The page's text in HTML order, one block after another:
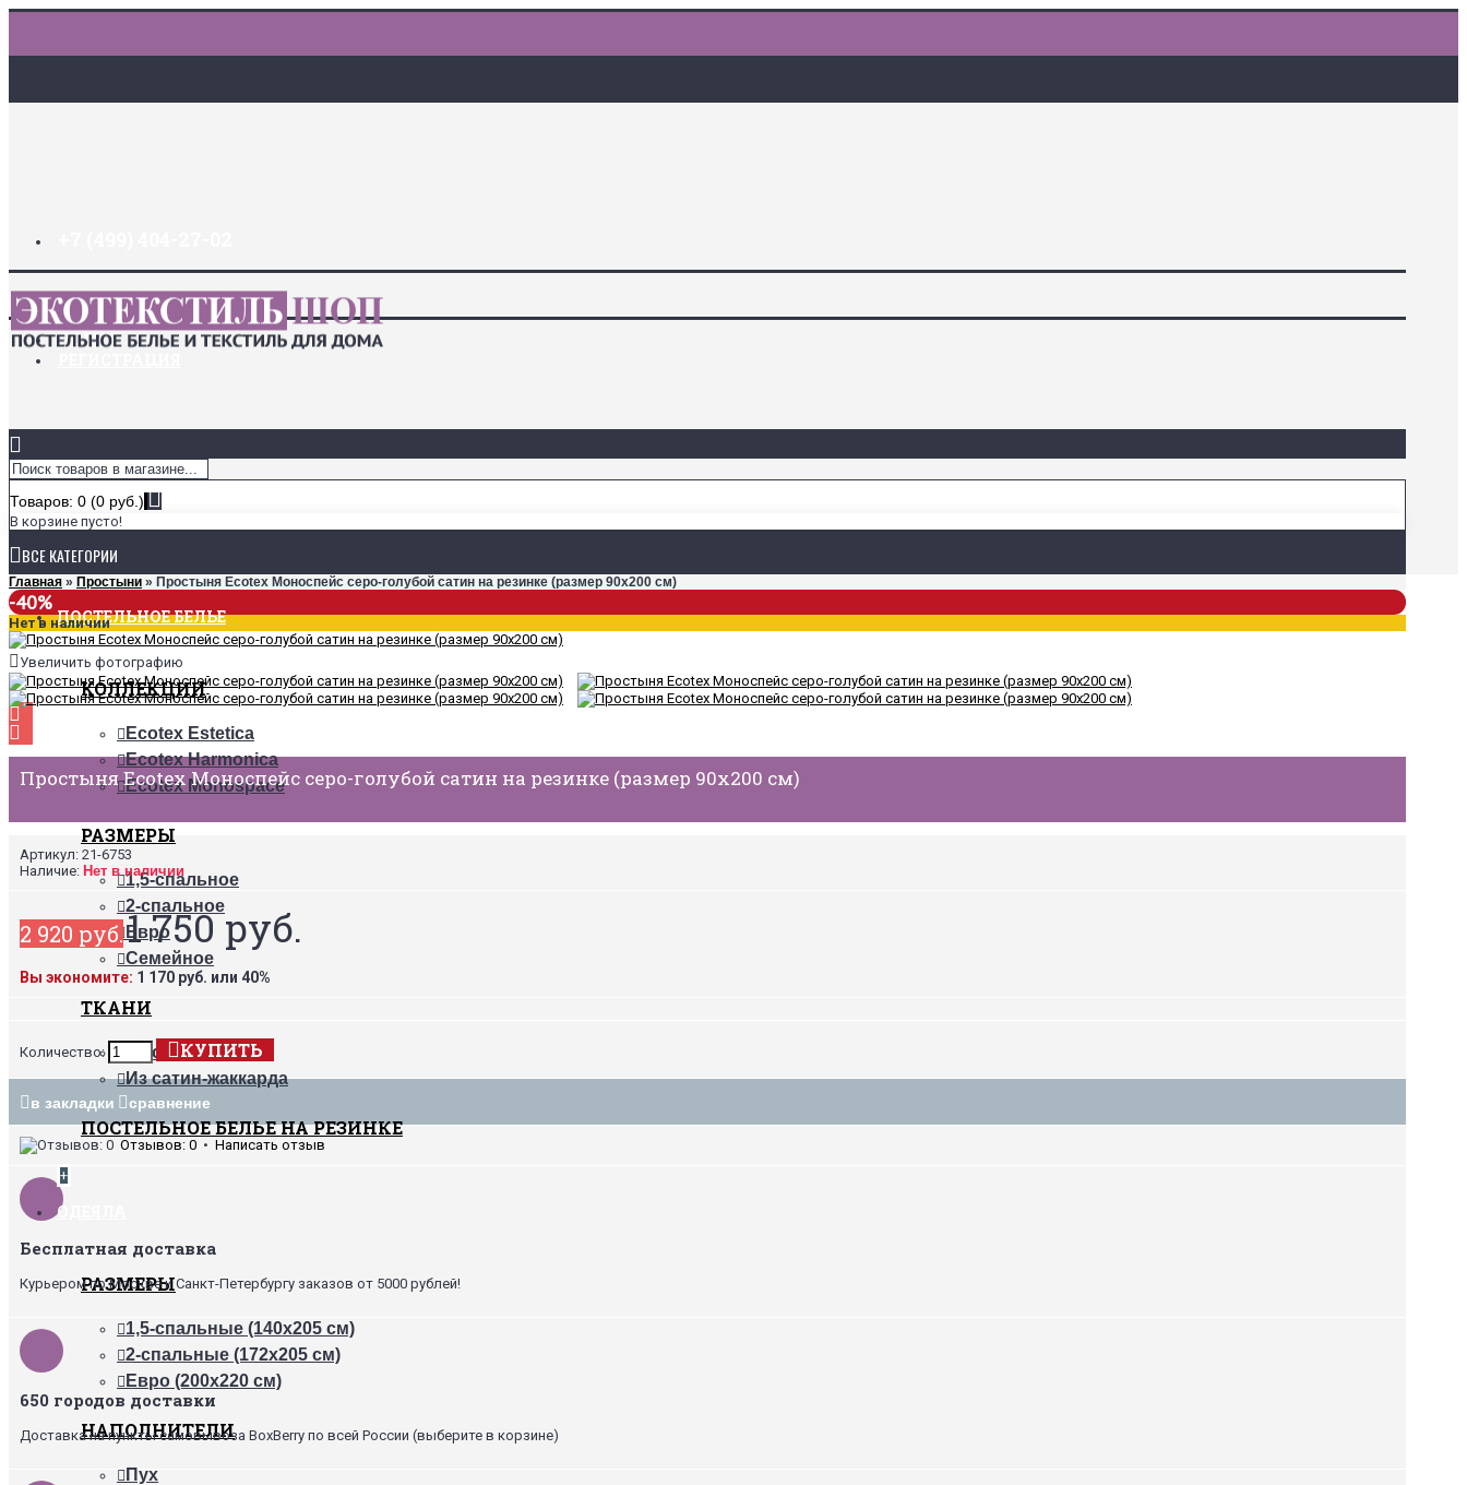
ДОСТАВКА И ОПЛАТА
ЗАКЛАДКИ (0)
ЛОГИН
Товаров: 0 (0 руб.)
В корзине пусто!
ВСЕ КАТЕГОРИИ
ПОСТЕЛЬНОЕ БЕЛЬЕ
КОЛЛЕКЦИИ
Ecotex Estetica
Ecotex Harmonica
Ecotex Monospace
РАЗМЕРЫ
1,5-спальное
2-спальное
Евро
Семейное
ТКАНИ
Из сатина
Из сатин-жаккарда
ПОСТЕЛЬНОЕ БЕЛЬЕ НА РЕЗИНКЕ
+
ОДЕЯЛА
РАЗМЕРЫ
1,5-спальные (140х205 см)
2-спальные (172х205 см)
Евро (200х220 см)
НАПОЛНИТЕЛИ
Пух
Главная » Простыни » Простыня Ecotex Моноспейс серо-голубой сатин на резинке (размер 90х200 см)
-40%
Нет в наличии
Увеличить фотографию
Простыня Ecotex Моноспейс серо-голубой сатин на резинке (размер 90х200 см)
Артикул: 21-6753
Наличие: Нет в наличии
2 920 руб.1 750 руб.
Вы экономите: 1 170 руб. или 40%
Количество: КУПИТЬ
в закладки сравнение
Отзывов: 0 • Написать отзыв
Бесплатная доставка
Курьером по Москве и Санкт-Петербургу заказов от 5000 рублей!
650 городов доставки
Доставка на пункты самовывоза BoxBerry по всей России (выберите в корзине)